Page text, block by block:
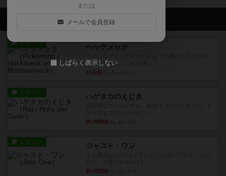
会員の新しい投稿
レビュー ヘックメック
かれたダイス。これを振っ...
43分前
レビュー ハゲタカのえじき
約1時間前
レビュー ジャスト・ワン
約1時間前
または
メールで会員登録
しばらく表示しない